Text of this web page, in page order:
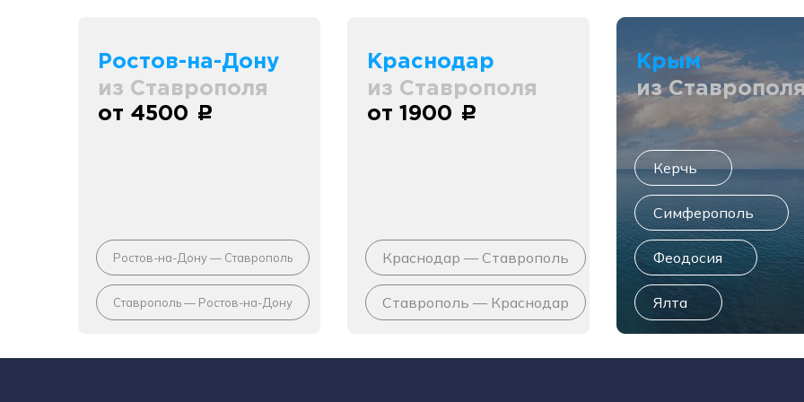
Ростов-на-Дону
из Ставрополя
от 4500 c
Ростов-на-Дону — Ставрополь
Ставрополь — Ростов-на-Дону
Краснодар
из Ставрополя
от 1900 c
Краснодар — Ставрополь
Ставрополь — Краснодар
Крым
из
Керчь
Симферополь
Феодосия
Ялта